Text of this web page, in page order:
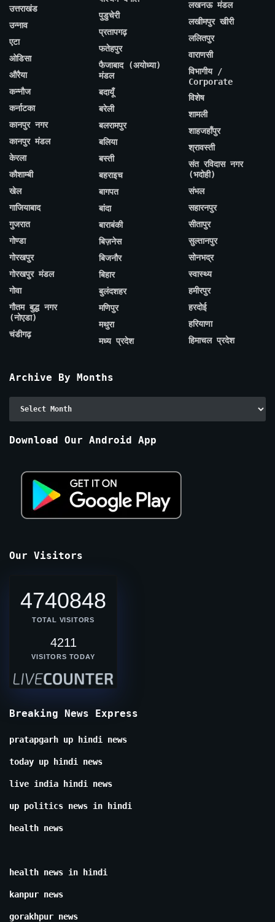
उत्तराखंड
उन्नाव
एटा
ओडिसा
औरैया
कन्नौज
कर्नाटका
कानपुर नगर
कानपुर मंडल
केरला
कौशाम्बी
खेल
गाजियाबाद
गुजरात
गोण्डा
गोरखपुर
गोरखपुर मंडल
गोवा
गौतम बुद्ध नगर
(नोएडा)
चंडीगढ़
पुडुचेरी
प्रतापगढ़
फतेहपुर
फैजाबाद (अयोध्या)
मंडल
बदायूँ
बरेली
बलरामपुर
बलिया
बस्ती
बहराइच
बागपत
बांदा
बाराबंकी
बिज़नेस
बिजनौर
बिहार
बुलंदशहर
मणिपुर
मथुरा
मध्य प्रदेश
लखनऊ मंडल
लखीमपुर खीरी
ललितपुर
वाराणसी
विभागीय /
Corporate
विशेष
शामली
शाहजहाँपुर
श्रावस्ती
संत रविदास नगर
(भदोही)
संभल
सहारनपुर
सीतापुर
सुल्तानपुर
सोनभद्र
स्वास्थ्य
हमीरपुर
हरदोई
हरियाणा
हिमाचल प्रदेश
Archive By Months
Download Our Android App
Our Visitors
4740848
TOTAL VISITORS
4211
VISITORS TODAY
Breaking News Express
pratapgarh up hindi news
today up hindi news
live india hindi news
up politics news in hindi
health news
health news in hindi
kanpur news
gorakhpur news